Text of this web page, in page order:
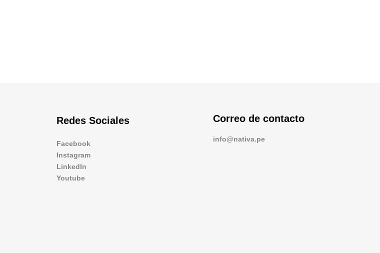
Redes Sociales
Facebook
Instagram
LinkedIn
Youtube
Correo de contacto
info@nativa.pe